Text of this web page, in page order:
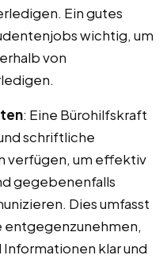
Ein gutes
wichtig, um
von
: Eine Bürohilfskraft
schriftliche
verfügen, um effektiv
gegebenenfalls
Dies umfasst
entgegenzunehmen,
klar und